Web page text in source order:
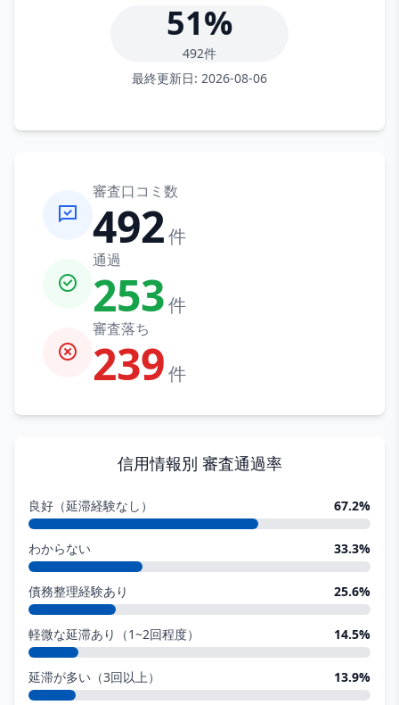
51%
492件
最終更新日: 2026-08-06
審査口コミ数
492件
通過
253件
審査落ち
239件
信用情報別 審査通過率
良好（延滞経験なし） 67.2%
わからない 33.3%
債務整理経験あり 25.6%
軽微な延滞あり（1~2回程度） 14.5%
延滞が多い（3回以上） 13.9%